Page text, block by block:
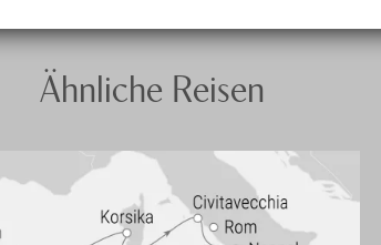
Ähnliche Reisen